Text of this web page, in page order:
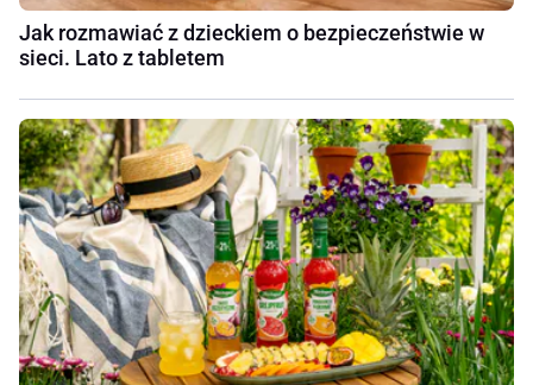
Jak rozmawiać z dzieckiem o bezpieczeństwie w
sieci. Lato z tabletem